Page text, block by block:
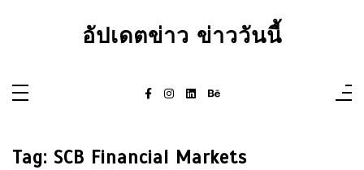
อัปเดตข่าว ข่าววันนี้
Tag: SCB Financial Markets